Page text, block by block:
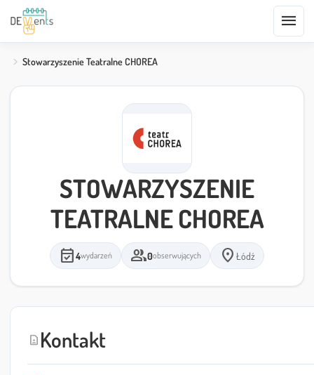
menu
Stowarzyszenie Teatralne CHOREA
STOWARZYSZENIE
TEATRALNE CHOREA
event_available4wydarzeń group0obserwujących location_on Łódź
contact_page Kontakt